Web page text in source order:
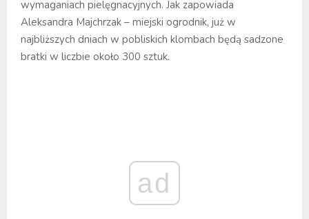
wymaganiach pielęgnacyjnych. Jak zapowiada
Aleksandra Majchrzak – miejski ogrodnik, już w
najbliższych dniach w pobliskich klombach będą sadzone
bratki w liczbie około 300 sztuk.
ad